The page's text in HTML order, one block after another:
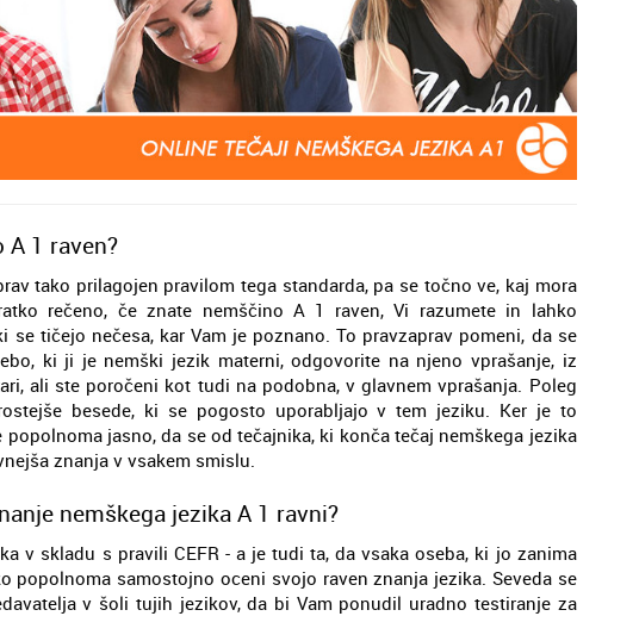
1 raven?
tako prilagojen pravilom tega standarda, pa se točno ve, kaj mora
rečeno, če znate nemščino A 1 raven, Vi razumete in lahko
se tičejo nečesa, kar Vam je poznano. To pravzaprav pomeni, da se
ki ji je nemški jezik materni, odgovorite na njeno vprašanje, iz
ali ste poročeni kot tudi na podobna, v glavnem vprašanja. Poleg
besede, ki se pogosto uporabljajo v tem jeziku. Ker je to
jasno, da se od tečajnika, ki konča tečaj nemškega jezika
znanja v vsakem smislu.
nemškega jezika A 1 ravni?
v skladu s pravili CEFR - a je tudi ta, da vsaka oseba, ki jo zanima
popolnoma samostojno oceni svojo raven znanja jezika. Seveda se
v šoli tujih jezikov, da bi Vam ponudil uradno testiranje za